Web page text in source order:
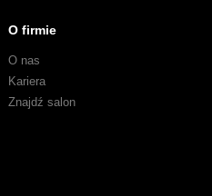
O firmie
O nas
Kariera
Znajdź salon